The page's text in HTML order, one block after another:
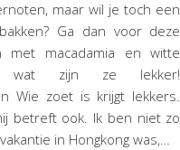
maar wil je toch een
Ga dan voor deze
met macadamia en witte
wat zijn ze lekker!
Wie zoet is krijgt lekkers.
betreft ook. Ik ben niet zo
in Hongkong was,…